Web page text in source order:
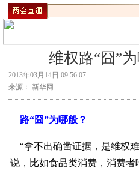
维权路“囧”
2013年03月14日 09:56:07
来源： 新华网
路“囧”为哪般？
“拿不出确凿证据，是维权
说，比如食品类消费，消费者